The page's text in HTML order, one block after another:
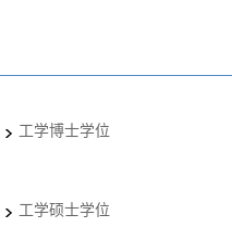
工学博士学位
工学硕士学位